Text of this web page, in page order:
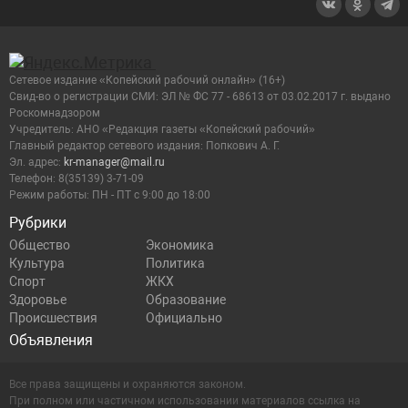
Рубрики
Общество
Экономика
Культура
Политика
Спорт
ЖКХ
Здоровье
Образование
Происшествия
Официально
Объявления
Сетевое издание «Копейский рабочий онлайн» (16+)
Cвид-во о регистрации СМИ: ЭЛ № ФС 77 - 68613 от 03.02.2017 г. выдано
Роскомнадзором
Учредитель: АНО «Редакция газеты «Копейский рабочий»
Главный редактор сетевого издания: Попкович А. Г.
Эл. адрес: kr-manager@mail.ru
Телефон: 8(35139) 3-71-09
Режим работы: ПН - ПТ с 9:00 до 18:00
Все права защищены и охраняются законом.
При полном или частичном использовании материалов ссылка на